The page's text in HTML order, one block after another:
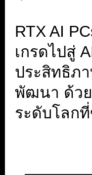
RTX AI
เกรดไปสู่
ประสิทธิภ
พัฒนา ด้วย
ระดับโลก